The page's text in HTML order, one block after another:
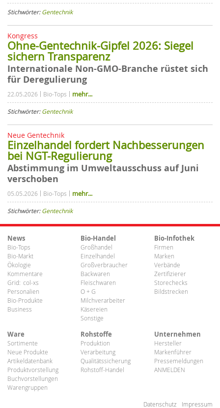
Stichwörter:Gentechnik
Kongress
Ohne-Gentechnik-Gipfel 2026: Siegel
sichern Transparenz
Internationale Non-GMO-Branche rüstet sich
für Deregulierung
22.05.2026 Bio-Tops mehr...
Stichwörter:Gentechnik
Neue Gentechnik
Einzelhandel fordert Nachbesserungen
bei NGT-Regulierung
Abstimmung im Umweltausschuss auf Juni
verschoben
05.05.2026 Bio-Tops mehr...
Stichwörter:Gentechnik
News
Bio-Tops
Bio-Markt
Ökologie
Kommentare
Grid: col-xs
Personalien
Bio-Produkte
Business
Bio-Handel
Großhandel
Einzelhandel
Großverbraucher
Backwaren
Fleischwaren
O + G
Milchverarbeiter
Käsereien
Sonstige
Bio-Infothek
Firmen
Marken
Verbände
Zertifizierer
Storechecks
Bildstrecken
Ware
Sortimente
Neue Produkte
Artikeldatenbank
Produktvorstellung
Buchvorstellungen
Warengruppen
Rohstoffe
Produktion
Verarbeitung
Qualitätssicherung
Rohstoff-Handel
Unternehmen
Hersteller
Markenführer
Pressemeldungen
ANMELDEN
Datenschutz Impressum